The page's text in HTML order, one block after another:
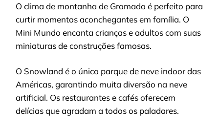
O clima de montanha de Gramado é perfeito para
curtir momentos aconchegantes em família. O
Mini Mundo encanta crianças e adultos com suas
miniaturas de construções famosas.
O Snowland é o único parque de neve indoor das
Américas, garantindo muita diversão na neve
artificial. Os restaurantes e cafés oferecem
delícias que agradam a todos os paladares.